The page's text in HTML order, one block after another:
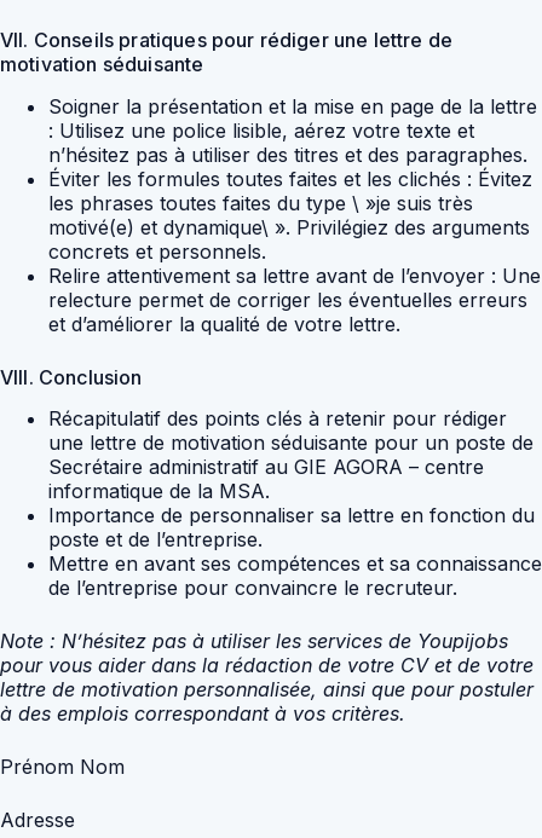
VII. Conseils pratiques pour rédiger une lettre de
motivation séduisante
Soigner la présentation et la mise en page de la lettre
: Utilisez une police lisible, aérez votre texte et
n’hésitez pas à utiliser des titres et des paragraphes.
Éviter les formules toutes faites et les clichés : Évitez
les phrases toutes faites du type \ »je suis très
motivé(e) et dynamique\ ». Privilégiez des arguments
concrets et personnels.
Relire attentivement sa lettre avant de l’envoyer : Une
relecture permet de corriger les éventuelles erreurs
et d’améliorer la qualité de votre lettre.
VIII. Conclusion
Récapitulatif des points clés à retenir pour rédiger
une lettre de motivation séduisante pour un poste de
Secrétaire administratif au GIE AGORA – centre
informatique de la MSA.
Importance de personnaliser sa lettre en fonction du
poste et de l’entreprise.
Mettre en avant ses compétences et sa connaissance
de l’entreprise pour convaincre le recruteur.
Note : N’hésitez pas à utiliser les services de Youpijobs
pour vous aider dans la rédaction de votre CV et de votre
lettre de motivation personnalisée, ainsi que pour postuler
à des emplois correspondant à vos critères.
Prénom Nom
Adresse